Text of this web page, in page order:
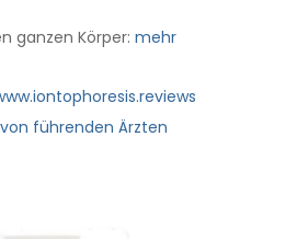
ganzen Körper: mehr
führenden Ärzten